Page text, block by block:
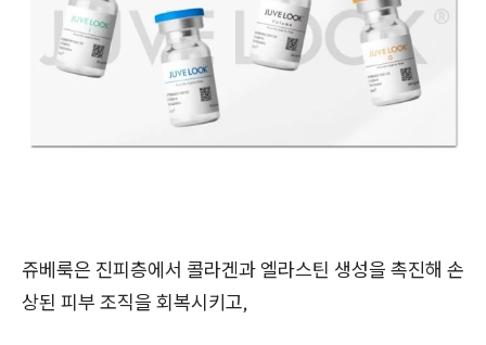
쥬베룩은 진피층에서 콜라겐과 엘라스틴 생성을 촉진해 손
상된 피부 조직을 회복시키고,